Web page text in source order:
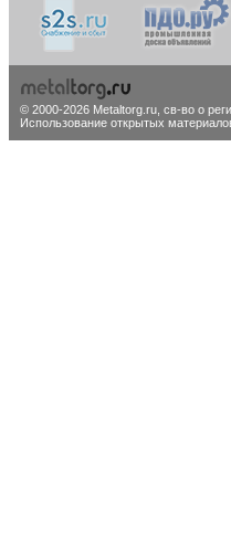
© 2000-2026 Metaltorg.ru, св-во о
Использование открытых